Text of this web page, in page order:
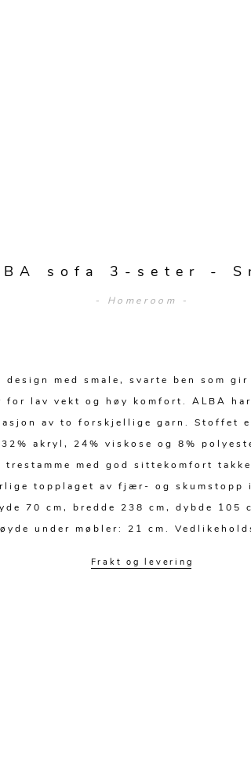
sofa 3-seter -
- Homeroom -
med smale, svarte ben som
lav vekt og høy komfort. ALBA
av to forskjellige garn. Stoffet
akryl, 24% viskose og 8%
med god sittekomfort
topplaget av fjær- og
70 cm, bredde 238 cm, dybde
under møbler: 21 cm.
Frakt og levering